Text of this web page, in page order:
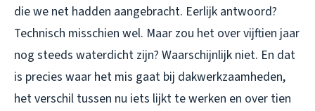
die we net hadden aangebracht. Eerlijk antwoord?
Technisch misschien wel. Maar zou het over vijftien jaar
nog steeds waterdicht zijn? Waarschijnlijk niet. En dat
is precies waar het mis gaat bij dakwerkzaamheden,
het verschil tussen nu iets lijkt te werken en over tien